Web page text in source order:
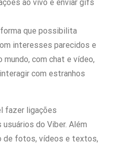
ao vivo e enviar gifs
que possibilita
interesses parecidos e
mundo, com chat e vídeo,
com estranhos
fazer ligações
do Viber. Além
de fotos, vídeos e textos,